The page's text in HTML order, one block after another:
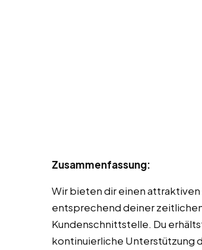
Zusammenfassung:
Wir bieten dir einen attraktiven
entsprechend deiner
Kundenschnittstelle. Du
kontinuierliche Unterstützung